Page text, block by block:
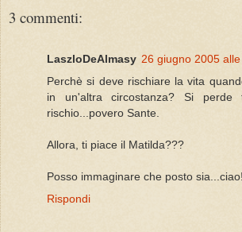
3 commenti:
LaszloDeAlmasy 26 giugno 2005
Perchè si deve rischiare la vita
in un'altra circostanza? Si
rischio...povero Sante.
Allora, ti piace il Matilda???
Posso immaginare che posto sia...ciao!
Rispondi